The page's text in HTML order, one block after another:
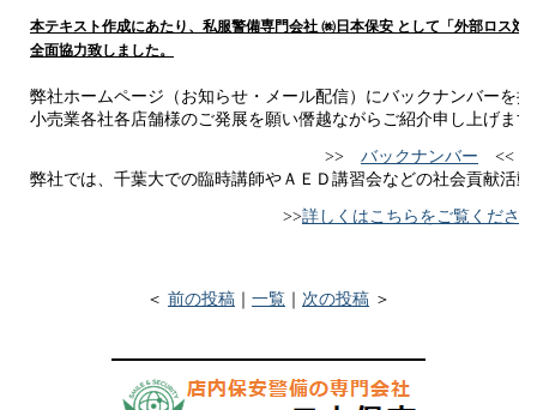
本テキスト作成にあたり、私服警備専門会社 ㈱日本保安 として「外部ロス対
全面協力致しました。
弊社ホームページ（お知らせ・メール配信）にバックナンバーを
小売業各社各店舗様のご発展を願い僭越ながらご紹介申し上げます
>> バックナンバー <<
弊社では、千葉大での臨時講師やＡＥＤ講習会などの社会貢献活
>>詳しくはこちらをご覧ください
＜ 前の投稿 ｜ 一覧 ｜ 次の投稿 ＞